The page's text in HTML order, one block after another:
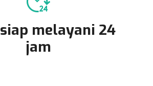
melayani 24
jam